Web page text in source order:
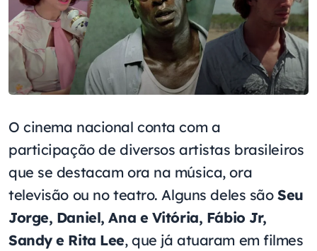
O cinema nacional conta com a
participação de diversos artistas brasileiros
que se destacam ora na música, ora
televisão ou no teatro. Alguns deles sãoSeu
Jorge, Daniel, Ana e Vitória, Fábio Jr,
Sandy e Rita Lee, que já atuaram em filmes